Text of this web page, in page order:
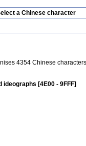
a Chinese character
4354 Chinese
[4E00 - 9FFF]